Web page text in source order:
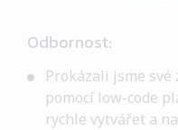
Odbornost:
Prokázali jsme
pomocí low-code
rychle vytvářet a